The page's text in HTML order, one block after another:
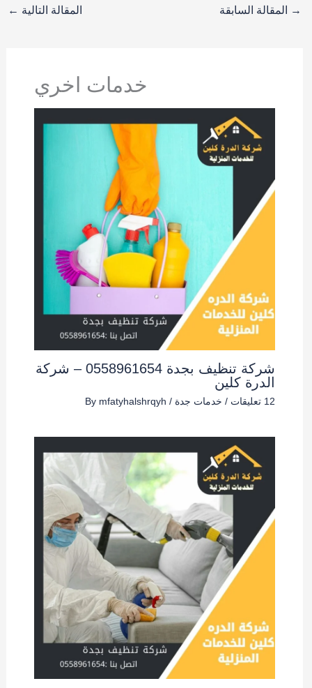
→ المقالة السابقة المقالة التالية ←
خدمات اخري
شركة تنظيف بجدة 0558961654 – شركة
الدرة كلين
12 تعليقات / خدمات جدة / By
mfatyhalshrqyh